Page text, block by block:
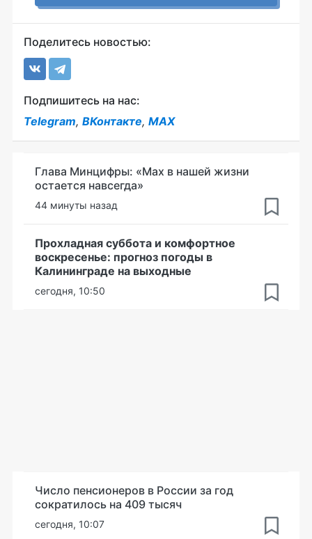
Поделитесь новостью:
Подпишитесь на нас:
Telegram, ВКонтакте, MAX
Глава Минцифры: «Мах в нашей жизни
остается навсегда»
44 минуты назад
Прохладная суббота и комфортное
воскресенье: прогноз погоды в
Калининграде на выходные
сегодня, 10:50
Число пенсионеров в России за год
сократилось на 409 тысяч
сегодня, 10:07